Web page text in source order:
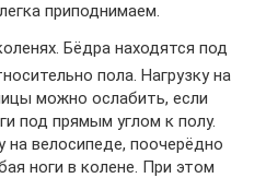
приподнимаем.
Бёдра находятся под
пола. Нагрузку на
можно ослабить, если
под прямым углом к полу.
на велосипеде, поочерёдно
ноги в колене. При этом